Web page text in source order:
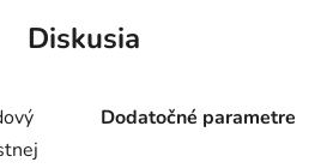
Diskusia
Dodatočné parametre